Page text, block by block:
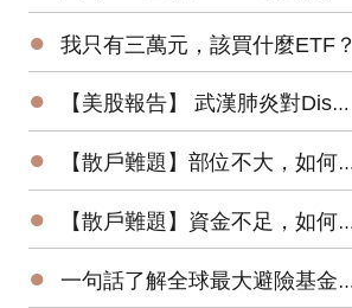
● 我只有三萬元，該買什麼ETF？
● 【美股報告】 武漢肺炎對Disney(DIS)2020第一季衝擊有多大？
● 【散戶難題】部位不大，如何增加投機功力？
● 【散戶難題】資金不足，如何快速累積財富？
● 一句話了解全球最大避險基金的操作思想